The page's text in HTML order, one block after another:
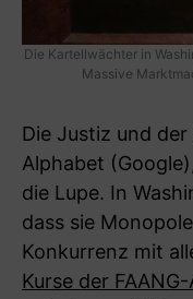
Die Kartellwächter in
Massive
Die Justiz und
Alphabet
die Lupe. In
dass sie
Konkurrenz mit
Kurse der